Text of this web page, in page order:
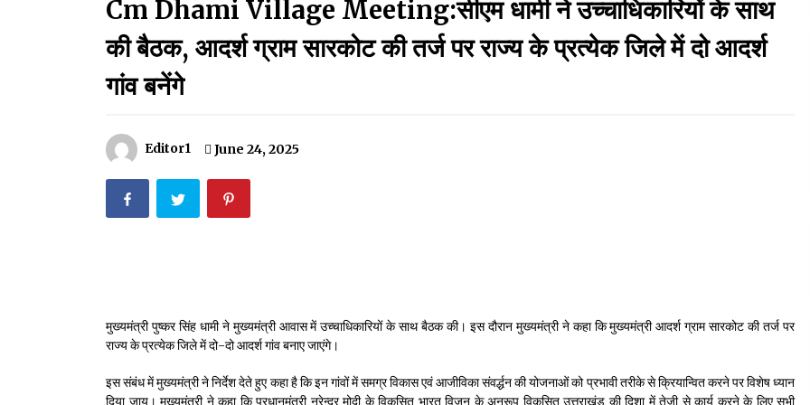
मदरसों का नाम अब्दुल कलाम के नाम पर रखने की घोषणा
December 18, 2023
September 7, 2023
Thought Of The Day 14 May
Cm Dhami Village Meeting:सीएम धामी ने उच्चाधिकारियों के साथ
की बैठक, आदर्श ग्राम सारकोट की तर्ज पर राज्य के प्रत्येक जिले में दो आदर्श
गांव बनेंगे
Editor1 June 24, 2025
मुख्यमंत्री पुष्कर सिंह धामी ने मुख्यमंत्री आवास में उच्चाधिकारियों के साथ बैठक की। इस दौरान मुख्यमंत्री ने कहा कि मुख्यमंत्री आदर्श ग्राम सारकोट की तर्ज पर
राज्य के प्रत्येक जिले में दो-दो आदर्श गांव बनाए जाएंगे।
इस संबंध में मुख्यमंत्री ने निर्देश देते हुए कहा है कि इन गांवों में समग्र विकास एवं आजीविका संवर्द्धन की योजनाओं को प्रभावी तरीके से क्रियान्वित करने पर विशेष ध्यान
दिया जाय। मुख्यमंत्री ने कहा कि प्रधानमंत्री नरेन्द्र मोदी के विकसित भारत विजन के अनुरूप विकसित उत्तराखंड की दिशा में तेजी से कार्य करने के लिए सभी